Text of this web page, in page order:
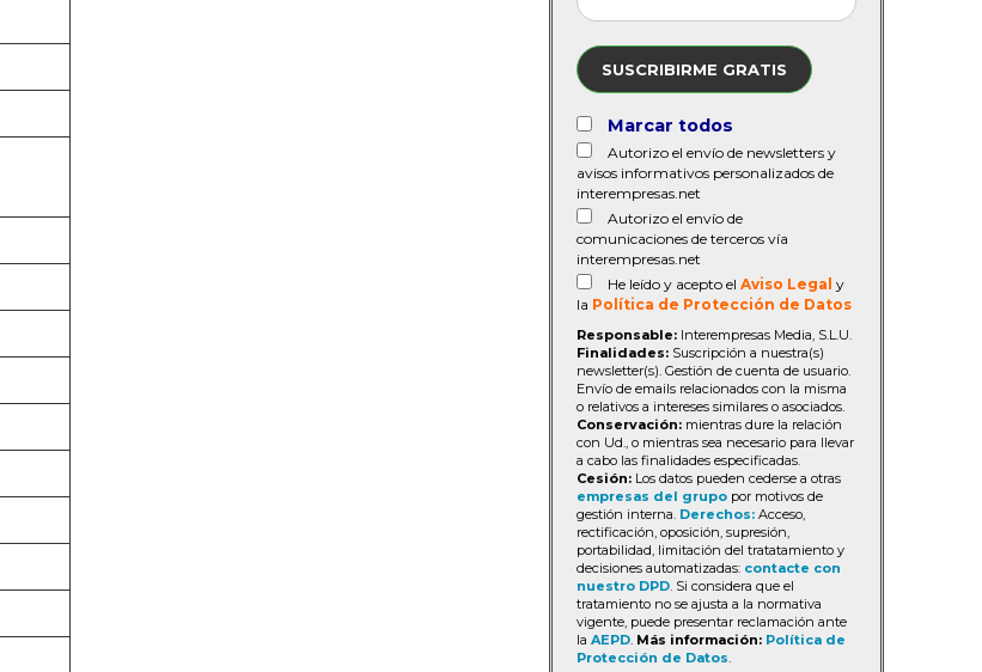
SUSCRIBIRME GRATIS
Marcar todos
Autorizo el envío de newsletters y
avisos informativos personalizados de
interempresas.net
Autorizo el envío de
comunicaciones de terceros vía
interempresas.net
He leído y acepto el Aviso Legal y
la Política de Protección de Datos
Responsable: Interempresas Media, S.L.U.
Finalidades: Suscripción a nuestra(s)
newsletter(s). Gestión de cuenta de usuario.
Envío de emails relacionados con la misma
o relativos a intereses similares o asociados.
Conservación: mientras dure la relación
con Ud., o mientras sea necesario para llevar
a cabo las finalidades especificadas.
Cesión: Los datos pueden cederse a otras
empresas del grupo por motivos de
gestión interna. Derechos: Acceso,
rectificación, oposición, supresión,
portabilidad, limitación del tratatamiento y
decisiones automatizadas: contacte con
nuestro DPD. Si considera que el
tratamiento no se ajusta a la normativa
vigente, puede presentar reclamación ante
la AEPD. Más información: Política de
Protección de Datos.